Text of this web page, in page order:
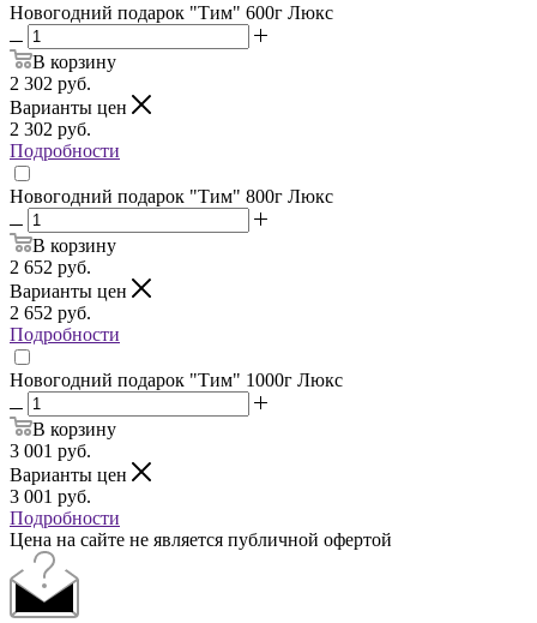
Новогодний подарок "Тим" 600г Люкс
В корзину
2 302 руб.
Варианты цен
2 302 руб.
Подробности
Новогодний подарок "Тим" 800г Люкс
В корзину
2 652 руб.
Варианты цен
2 652 руб.
Подробности
Новогодний подарок "Тим" 1000г Люкс
В корзину
3 001 руб.
Варианты цен
3 001 руб.
Подробности
Цена на сайте не является публичной офертой